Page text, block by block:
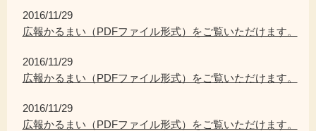
2016/11/29
広報かるまい（PDFファイル形式）をご覧いただけます。
2016/11/29
広報かるまい（PDFファイル形式）をご覧いただけます。
2016/11/29
広報かるまい（PDFファイル形式）をご覧いただけます。